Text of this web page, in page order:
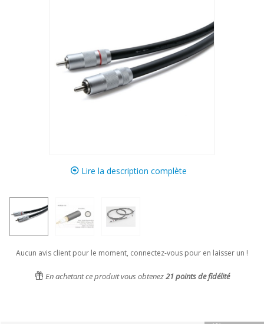
Lire la description complète
Aucun avis client pour le moment, connectez-vous pour en laisser un !
En achetant ce produit vous obtenez21 points de fidélité